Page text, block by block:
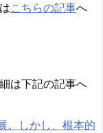
こちらの記事へ
は下記の記事へ
。しかし、根本的